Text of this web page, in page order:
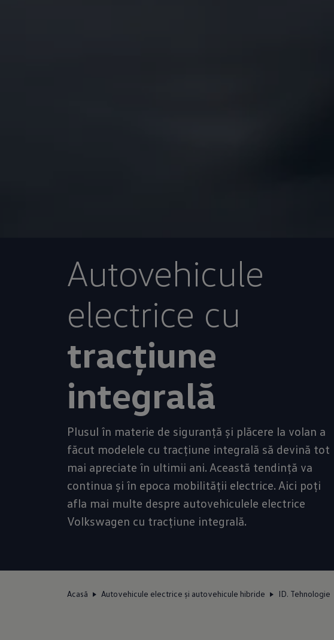
Autovehicule
electrice cu
tracțiune
integrală
Plusul în materie de siguranță și plăcere la volan a
făcut modelele cu tracțiune integrală să devină tot
mai apreciate în ultimii ani. Această tendință va
continua și în epoca mobilității electrice. Aici poți
afla mai multe despre autovehiculele electrice
Volkswagen cu tracțiune integrală.
Acasă Autovehicule electrice și autovehicule hibride ID. Tehnologie